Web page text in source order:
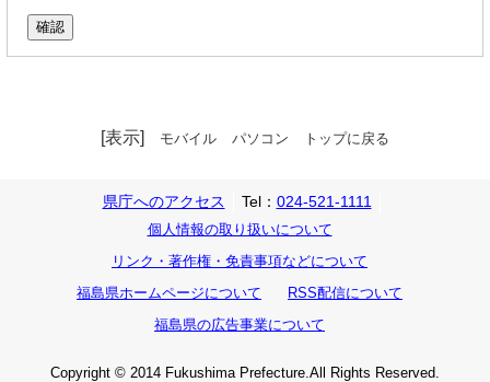
[表示] モバイル パソコン トップに戻る
県庁へのアクセス Tel： 024-521-1111
個人情報の取り扱いについて
リンク・著作権・免責事項などについて
福島県ホームページについて
RSS配信について
福島県の広告事業について
Copyright © 2014 Fukushima Prefecture.All Rights Reserved.